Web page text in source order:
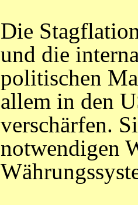
Die
und die
politischen
allem in den
verschärfen.
notwendigen